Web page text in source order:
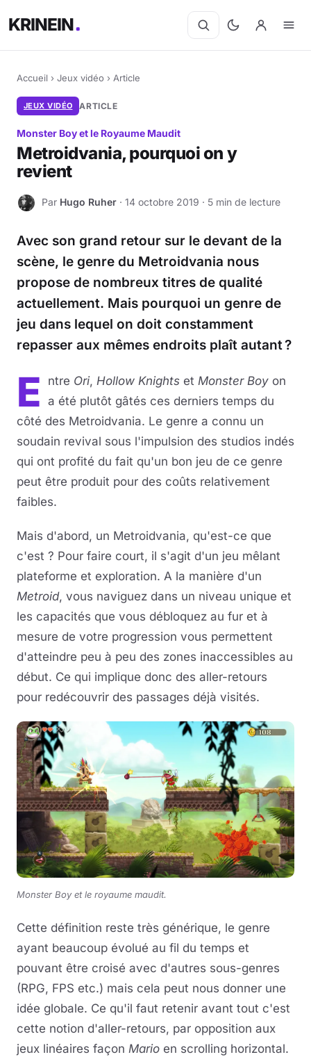
KRINEIN
Accueil › Jeux vidéo › Article
JEUX VIDÉO ARTICLE
Monster Boy et le Royaume Maudit
Metroidvania, pourquoi on y
revient
H Par Hugo Ruher · 14 octobre 2019 · 5 min de lecture
Avec son grand retour sur le devant de la
scène, le genre du Metroidvania nous
propose de nombreux titres de qualité
actuellement. Mais pourquoi un genre de
jeu dans lequel on doit constamment
repasser aux mêmes endroits plaît autant ?
E ntre Ori, Hollow Knights et Monster Boy on
a été plutôt gâtés ces derniers temps du
côté des Metroidvania. Le genre a connu un
soudain revival sous l'impulsion des studios indés
qui ont profité du fait qu'un bon jeu de ce genre
peut être produit pour des coûts relativement
faibles.
Mais d'abord, un Metroidvania, qu'est-ce que
c'est ? Pour faire court, il s'agit d'un jeu mêlant
plateforme et exploration. A la manière d'un
Metroid, vous naviguez dans un niveau unique et
les capacités que vous débloquez au fur et à
mesure de votre progression vous permettent
d'atteindre peu à peu des zones inaccessibles au
début. Ce qui implique donc des aller-retours
pour redécouvrir des passages déjà visités.
Monster Boy et le royaume maudit.
Cette définition reste très générique, le genre
ayant beaucoup évolué au fil du temps et
pouvant être croisé avec d'autres sous-genres
(RPG, FPS etc.) mais cela peut nous donner une
idée globale. Ce qu'il faut retenir avant tout c'est
cette notion d'aller-retours, par opposition aux
jeux linéaires façon Mario en scrolling horizontal.